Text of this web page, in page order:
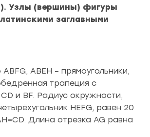
Узлы (вершины) фигуры
заглавными
ABEH – прямоугольники,
трапеция с
и BF. Радиус окружности,
HEFG, равен 20
Длина отрезка AG равна